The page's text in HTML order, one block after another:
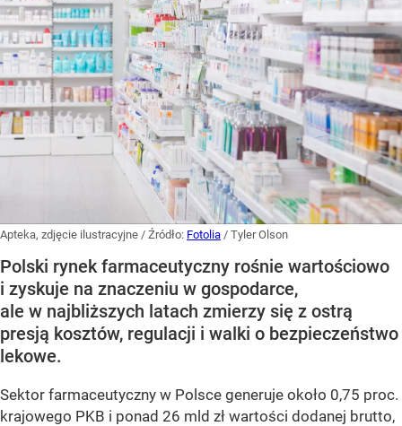
Apteka, zdjęcie ilustracyjne / Źródło: Fotolia / Tyler Olson
Polski rynek farmaceutyczny rośnie wartościowo
i zyskuje na znaczeniu w gospodarce,
ale w najbliższych latach zmierzy się z ostrą
presją kosztów, regulacji i walki o bezpieczeństwo
lekowe.
Sektor farmaceutyczny w Polsce generuje około 0,75 proc.
krajowego PKB i ponad 26 mld zł wartości dodanej brutto,